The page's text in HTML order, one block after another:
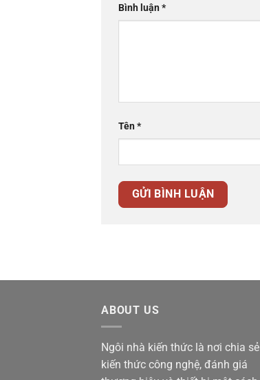
Bình luận*
Tên*
ABOUT US
Ngôi nhà kiến thức là nơi chia sẻ
kiến thức công nghệ, đánh giá